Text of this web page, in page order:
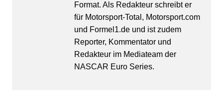
Format. Als Redakteur schreibt er
für Motorsport-Total, Motorsport.com
und Formel1.de und ist zudem
Reporter, Kommentator und
Redakteur im Mediateam der
NASCAR Euro Series.